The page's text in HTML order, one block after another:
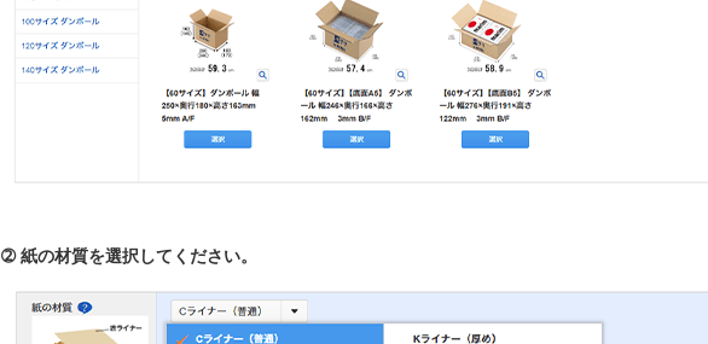
➁ 紙の材質を選択してください。